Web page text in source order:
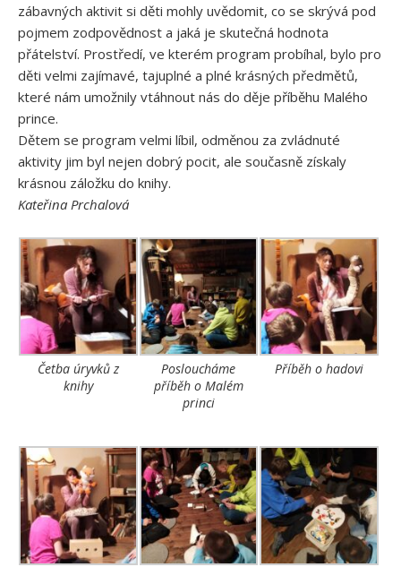
zábavných aktivit si děti mohly uvědomit, co se skrývá pod
pojmem zodpovědnost a jaká je skutečná hodnota
přátelství. Prostředí, ve kterém program probíhal, bylo pro
děti velmi zajímavé, tajuplné a plné krásných předmětů,
které nám umožnily vtáhnout nás do děje příběhu Malého
prince.
Dětem se program velmi líbil, odměnou za zvládnuté
aktivity jim byl nejen dobrý pocit, ale současně získaly
krásnou záložku do knihy.
Kateřina Prchalová
Četba úryvků z
knihy
Posloucháme
příběh o Malém
princi
Příběh o hadovi